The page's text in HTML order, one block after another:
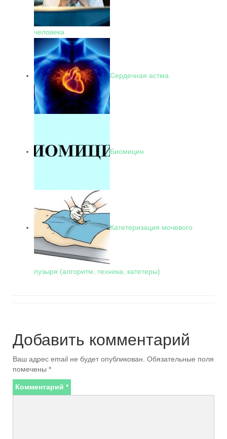
человека
Сердечная астма
Биомицин
Катетеризация мочевого
пузыря (алгоритм, техника, катетеры)
Добавить комментарий
Ваш адрес email не будет опубликован. Обязательные поля
помечены *
Комментарий *